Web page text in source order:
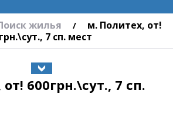
жилья /
м. Политех, от!
7 сп. мест
600грн.\сут., 7 сп.